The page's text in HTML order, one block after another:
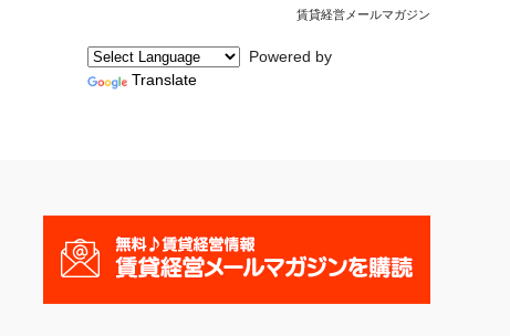
賃貸経営メールマガジン
Powered by
Translate